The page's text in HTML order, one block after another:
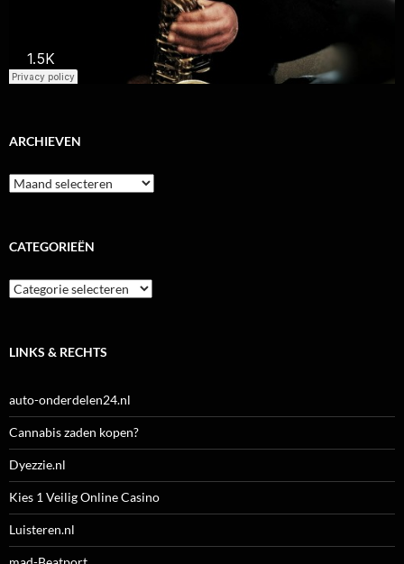
ARCHIEVEN
Archieven
CATEGORIEËN
Categorieën
LINKS & RECHTS
auto-onderdelen24.nl
Cannabis zaden kopen?
Dyezzie.nl
Kies 1 Veilig Online Casino
Luisteren.nl